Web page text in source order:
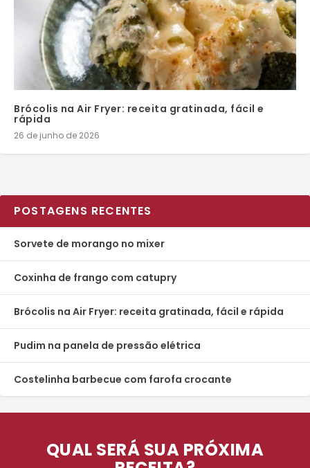
Brócolis na Air Fryer: receita gratinada, fácil e
rápida
26 de junho de 2026
POSTAGENS RECENTES
Sorvete de morango no mixer
Coxinha de frango com catupry
Brócolis na Air Fryer: receita gratinada, fácil e rápida
Pudim na panela de pressão elétrica
Costelinha barbecue com farofa crocante
QUAL SERÁ SUA PRÓXIMA